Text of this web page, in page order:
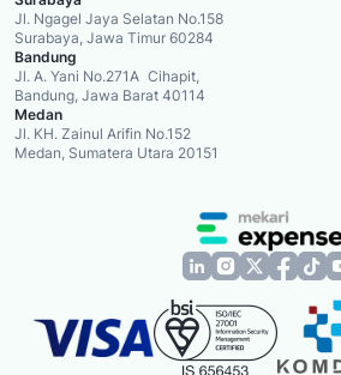
Jl. Ngagel Jaya Selatan No.158
Surabaya, Jawa Timur 60284
Bandung
Jl. A. Yani No.271A Cihapit,
Bandung, Jawa Barat 40114
Medan
Jl. KH. Zainul Arifin No.152
Medan, Sumatera Utara 20151